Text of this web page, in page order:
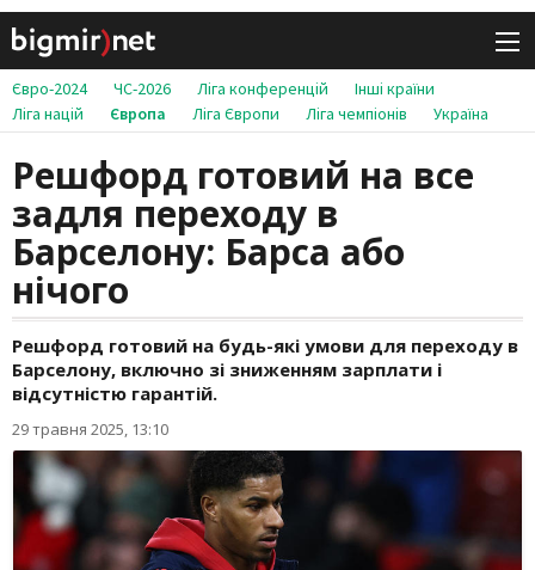
Євро-2024 ЧС-2026 Ліга конференцій
Інші країни
Ліга націй
Європа Ліга Європи Ліга чемпіонів Україна
Решфорд готовий на все
задля переходу в
Барселону: Барса або
нічого
Решфорд готовий на будь-які умови для переходу в
Барселону, включно зі зниженням зарплати і
відсутністю гарантій.
29 травня 2025, 13:10